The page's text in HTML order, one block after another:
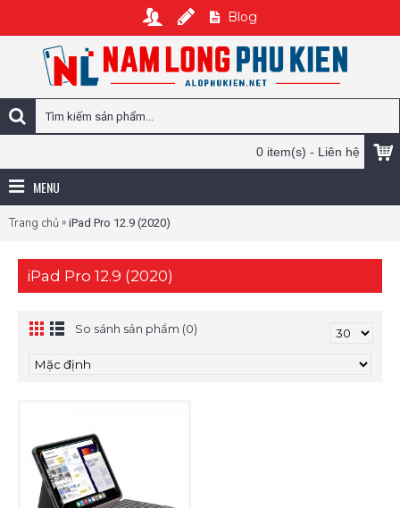
Blog
0 item(s) - Liên hệ
MENU
Trang chủ» iPad Pro 12.9 (2020)
iPad Pro 12.9 (2020)
So sánh sản phẩm (0)